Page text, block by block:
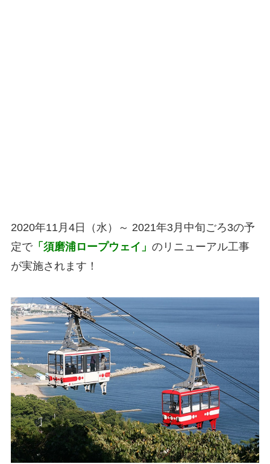
2020年11月4日（水）～ 2021年3月中旬ごろ3の予
定で「須磨浦ロープウェイ」 のリニューアル工事
が実施されます！